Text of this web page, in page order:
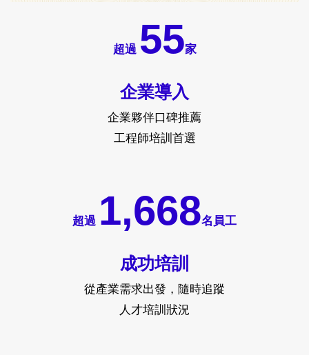
超過 83家
企業導入
企業夥伴口碑推薦
工程師培訓首選
超過 2,493名員工
成功培訓
從產業需求出發，隨時追蹤
人才培訓狀況